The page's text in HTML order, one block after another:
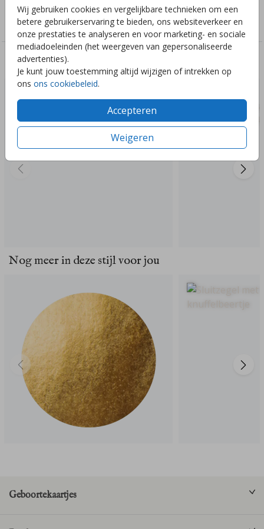
Wij gebruiken cookies en vergelijkbare technieken om een
betere gebruikerservaring te bieden, ons websiteverkeer en
onze prestaties te analyseren en voor marketing- en sociale
mediadoeleinden (het weergeven van gepersonaliseerde
advertenties).
Je kunt jouw toestemming altijd wijzigen of intrekken op
ons ons cookiebeleid.
Accepteren
Weigeren
Collectie
Meisjes
Deze ontwerpen vind je misschien ook leuk
Nog meer in deze stijl voor jou
Geboortekaartjes